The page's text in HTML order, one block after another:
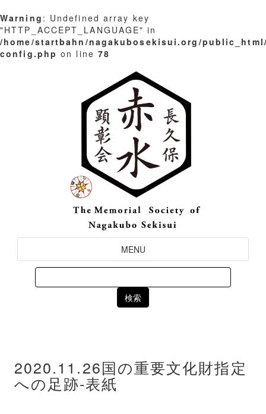
Warning : Undefined array key
"HTTP_ACCEPT_LANGUAGE" in
/home/startbahn/nagakubosekisui.org/
config.php on line 78
Toggle
Navigation
MENU
Search
for:
2020.11.26国の重要文化財指定
への足跡-表紙